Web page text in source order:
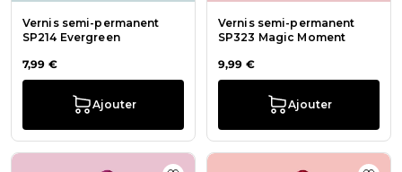
Vernis semi-permanent
SP214 Evergreen
7,99 €
Ajouter
Vernis semi-permanent
SP323 Magic Moment
9,99 €
Ajouter